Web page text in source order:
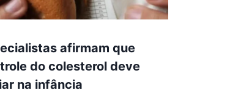
afirmam que
do colesterol deve
na infância